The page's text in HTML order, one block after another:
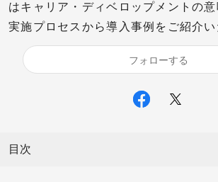
はキャリア・ディベロップメントの意
実施プロセスから導入事例をご紹介い
フォローする
目次